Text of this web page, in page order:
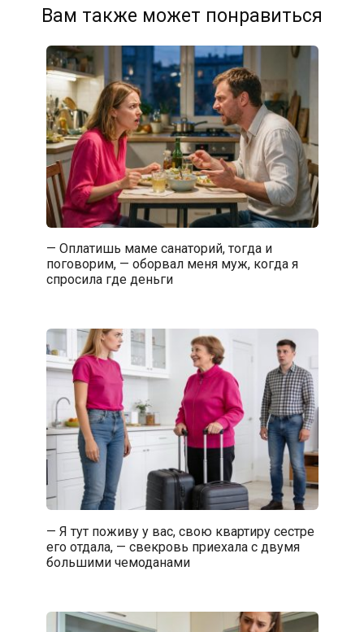
Вам также может понравиться
— Оплатишь маме санаторий, тогда и
поговорим, — оборвал меня муж, когда я
спросила где деньги
— Я тут поживу у вас, свою квартиру сестре
его отдала, — свекровь приехала с двумя
большими чемоданами